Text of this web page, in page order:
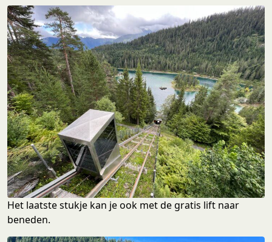
Het laatste stukje kan je ook met de gratis lift naar
beneden.